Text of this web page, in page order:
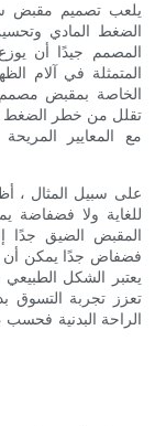
يلعب تصميم مقبض
الضغط المادي
المصمم جيدًا أن
المتمثلة في آلام
الخاصة بمقبض مصمم
تقلل من خطر الضغط
مع المعايير
على سبيل المثال ،
للغاية ولا فضفاضة
المقبض الضيق
فضفاض جدًا يمكن أن
يعتبر الشكل
تعزز تجربة التسوق
الراحة البدنية